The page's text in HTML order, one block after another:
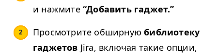
и нажмите “Добавить гаджет.”
Просмотрите обширнуюбиблиотеку
гаджетов Jira, включая такие опции,